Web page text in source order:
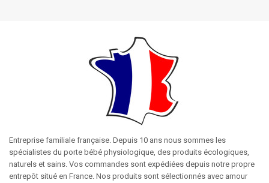
Entreprise familiale française. Depuis 10 ans nous sommes les
spécialistes du porte bébé physiologique, des produits écologiques,
naturels et sains. Vos commandes sont expédiées depuis notre propre
entrepôt situé en France. Nos produits sont sélectionnés avec amour